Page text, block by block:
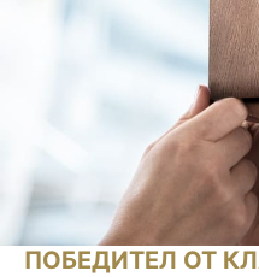
ПОБЕДИТЕЛ ОТ